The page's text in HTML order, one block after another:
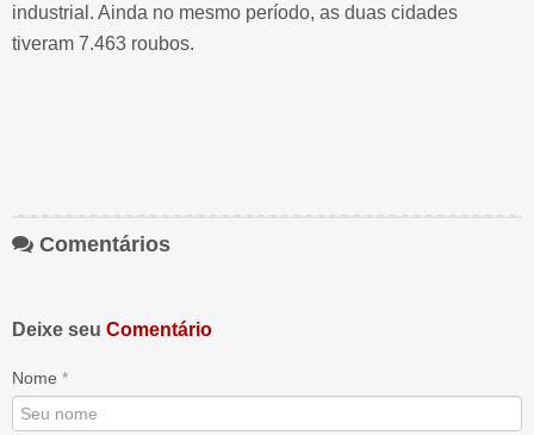
industrial. Ainda no mesmo período, as duas cidades
tiveram 7.463 roubos.
Comentários
Deixe seu Comentário
Nome *